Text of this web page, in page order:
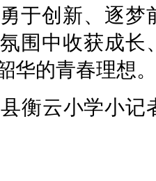
于创新、逐
围中收获成
华的青春理想。
县衡云小学小